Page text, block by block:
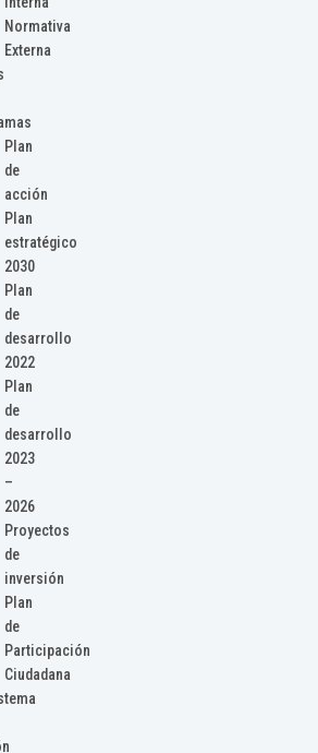
Normativa
Externa
Plan
de
acción
Plan
estratégico
2030
Plan
de
desarrollo
2022
Plan
de
desarrollo
2023
–
2026
Proyectos
de
inversión
Plan
de
Participación
Ciudadana